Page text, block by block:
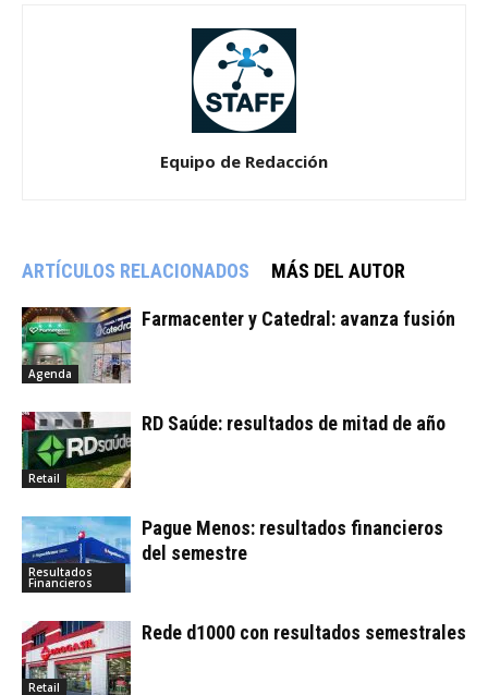
Equipo de Redacción
ARTÍCULOS RELACIONADOS MÁS DEL AUTOR
Agenda
Farmacenter y Catedral: avanza fusión
Retail
RD Saúde: resultados de mitad de año
Resultados
Financieros
Pague Menos: resultados financieros
del semestre
Retail
Rede d1000 con resultados semestrales